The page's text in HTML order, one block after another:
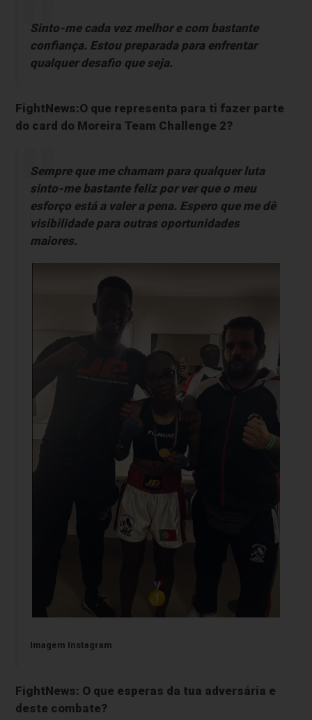
Sinto-me cada vez melhor e com bastante
confiança. Estou preparada para enfrentar
qualquer desafio que seja.
FightNews:O que representa para ti fazer parte
do card do Moreira Team Challenge 2?
Sempre que me chamam para qualquer luta
sinto-me bastante feliz por ver que o meu
esforço está a valer a pena. Espero que me dê
visibilidade para outras oportunidades
maiores.
Imagem Instagram
FightNews: O que esperas da tua adversária e
deste combate?